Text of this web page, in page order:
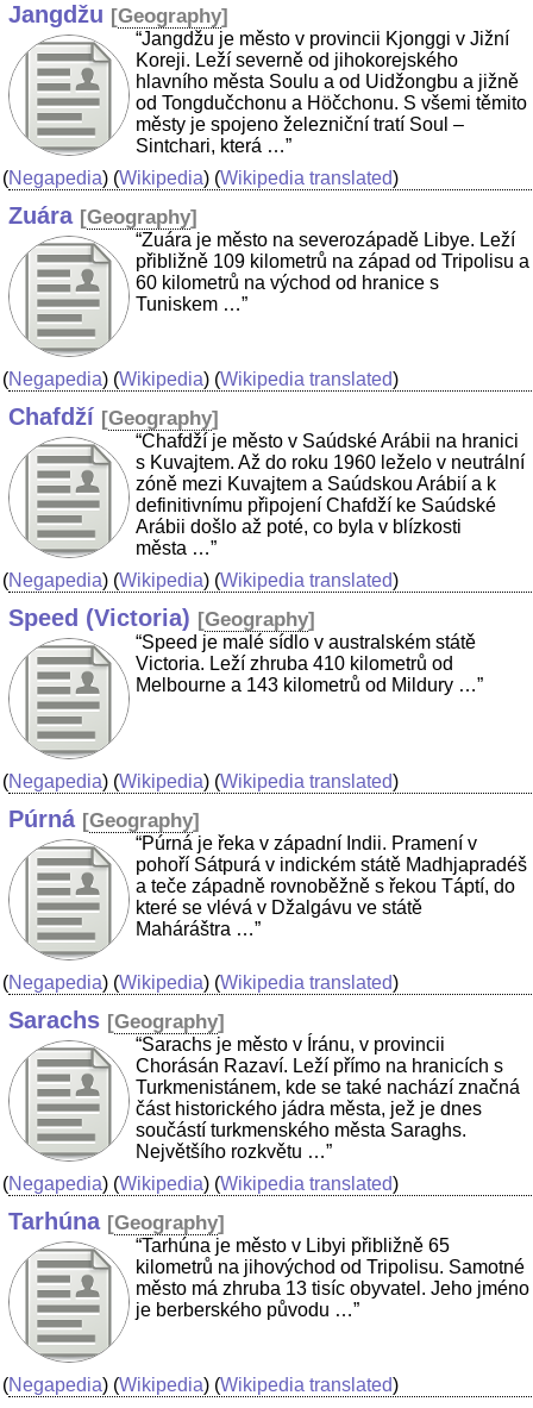
Jangdžu [Geography]
“Jangdžu je město v provincii Kjonggi v Jižní
Koreji. Leží severně od jihokorejského
hlavního města Soulu a od Uidžongbu a jižně
od Tongdučchonu a Höčchonu. S všemi těmito
městy je spojeno železniční tratí Soul –
Sintchari, která …”
(Negapedia) (Wikipedia) (Wikipedia translated)
Zuára [Geography]
“Zuára je město na severozápadě Libye. Leží
přibližně 109 kilometrů na západ od Tripolisu a
60 kilometrů na východ od hranice s
Tuniskem …”
(Negapedia) (Wikipedia) (Wikipedia translated)
Chafdží [Geography]
“Chafdží je město v Saúdské Arábii na hranici
s Kuvajtem. Až do roku 1960 leželo v neutrální
zóně mezi Kuvajtem a Saúdskou Arábií a k
definitivnímu připojení Chafdží ke Saúdské
Arábii došlo až poté, co byla v blízkosti
města …”
(Negapedia) (Wikipedia) (Wikipedia translated)
Speed (Victoria) [Geography]
“Speed je malé sídlo v australském státě
Victoria. Leží zhruba 410 kilometrů od
Melbourne a 143 kilometrů od Mildury …”
(Negapedia) (Wikipedia) (Wikipedia translated)
Púrná [Geography]
“Púrná je řeka v západní Indii. Pramení v
pohoří Sátpurá v indickém státě Madhjapradéš
a teče západně rovnoběžně s řekou Táptí, do
které se vlévá v Džalgávu ve státě
Maháráštra …”
(Negapedia) (Wikipedia) (Wikipedia translated)
Sarachs [Geography]
“Sarachs je město v Íránu, v provincii
Chorásán Razaví. Leží přímo na hranicích s
Turkmenistánem, kde se také nachází značná
část historického jádra města, jež je dnes
součástí turkmenského města Saraghs.
Největšího rozkvětu …”
(Negapedia) (Wikipedia) (Wikipedia translated)
Tarhúna [Geography]
“Tarhúna je město v Libyi přibližně 65
kilometrů na jihovýchod od Tripolisu. Samotné
město má zhruba 13 tisíc obyvatel. Jeho jméno
je berberského původu …”
(Negapedia) (Wikipedia) (Wikipedia translated)